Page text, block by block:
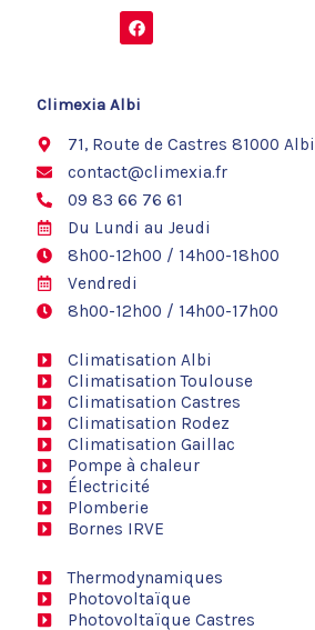
F
a
o
Climexia Albi
71, Route de Castres 81000 Albi
contact@climexia.fr
09 83 66 76 61
Du Lundi au Jeudi
8h00-12h00 / 14h00-18h00
Vendredi
8h00-12h00 / 14h00-17h00
Climatisation Albi
Climatisation Toulouse
Climatisation Castres
Climatisation Rodez
Climatisation Gaillac
Pompe à chaleur
Électricité
Plomberie
Bornes IRVE
Thermodynamiques
Photovoltaïque
Photovoltaïque Castres